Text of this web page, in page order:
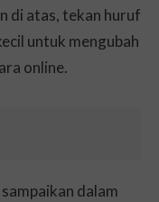
di atas, tekan huruf
untuk mengubah
online.
dalam